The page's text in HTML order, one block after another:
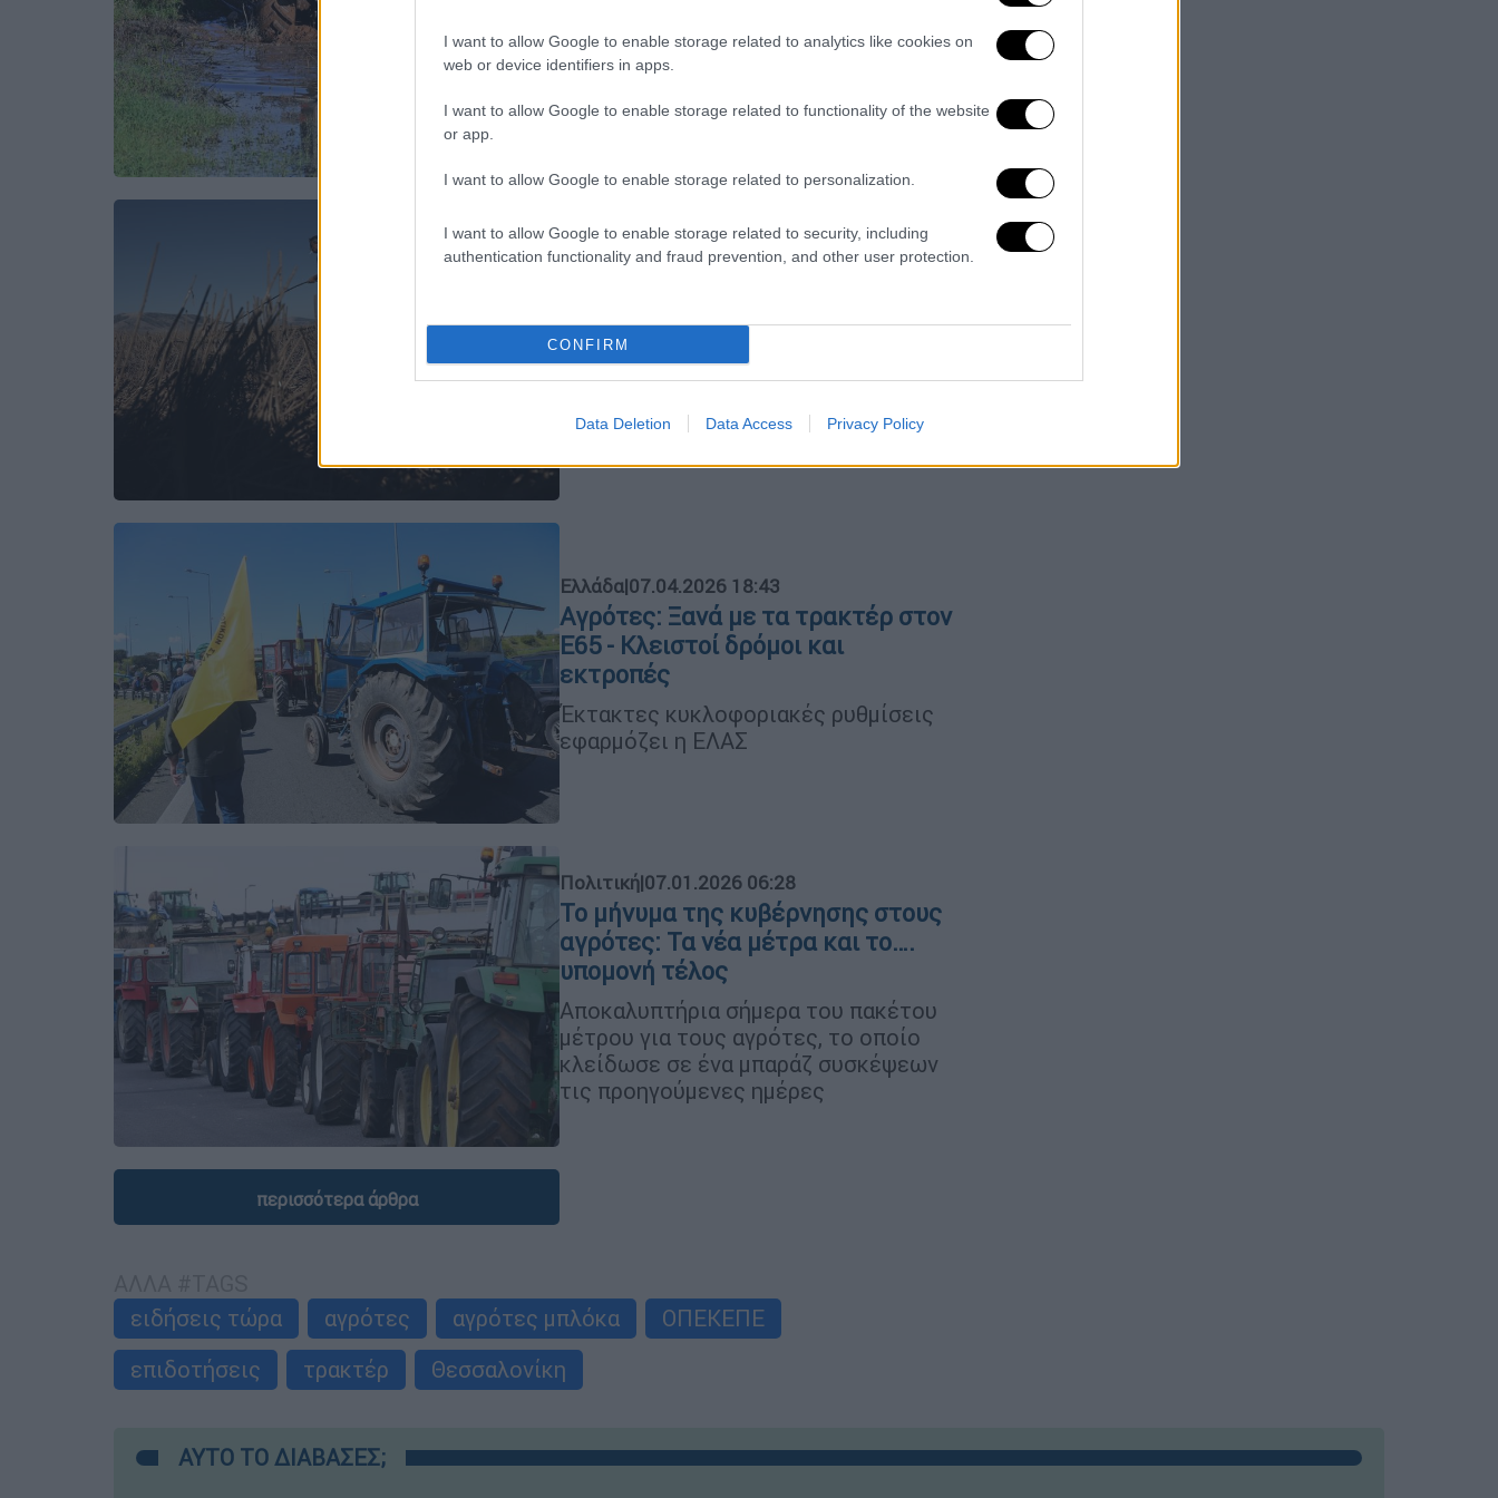
I want to allow Google to enable storage related to analytics like cookies on
web or device identifiers in apps.
I want to allow Google to enable storage related to functionality of the website
or app.
I want to allow Google to enable storage related to personalization.
I want to allow Google to enable storage related to security, including
authentication functionality and fraud prevention, and other user protection.
CONFIRM
Data Deletion Data Access Privacy Policy
το τρακτέρ του
Πώς συνέβη η τραγωδία
Ελλάδα|21.04.2026 19:18
χωράφι 67χρονος αγρότης
Προσπαθώντας να τοποθετήσει
αυτοσχέδια «παγίδα» για
τυφλοπόντικες σε χωράφι
Ελλάδα|07.04.2026 18:43
Αγρότες: Ξανά με τα τρακτέρ στον
Ε65 - Κλειστοί δρόμοι και
εκτροπές
Έκτακτες κυκλοφοριακές ρυθμίσεις
εφαρμόζει η ΕΛΑΣ
Πολιτική|07.01.2026 06:28
Το μήνυμα της κυβέρνησης στους
αγρότες: Τα νέα μέτρα και το….
υπομονή τέλος
Αποκαλυπτήρια σήμερα του πακέτου
μέτρου για τους αγρότες, το οποίο
κλείδωσε σε ένα μπαράζ συσκέψεων
τις προηγούμενες ημέρες
περισσότερα άρθρα
ειδήσεις τώρα
αγρότες αγρότες μπλόκα
ΟΠΕΚΕΠΕ
επιδοτήσεις
τρακτέρ Θεσσαλονίκη
ΑΥΤΟ ΤΟ ΔΙΑΒΑΣΕΣ;